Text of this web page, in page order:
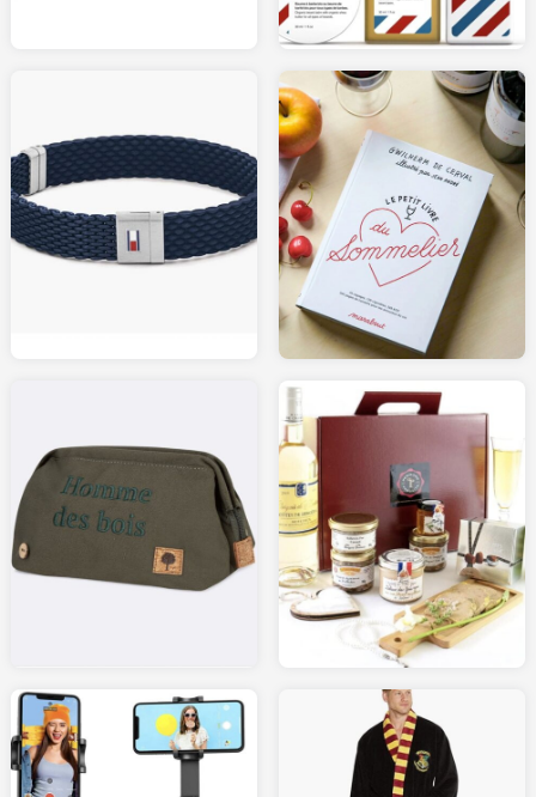
AMAZON.fr
40.00
22.90
AMAZON.fr
40.00
FAGUO-STORE.com
21.99
AMAZON.fr